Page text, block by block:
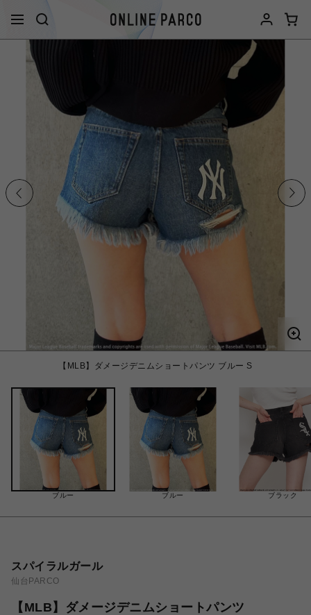
【MLB】ダメージデニムショートパンツ ブルー S
ブルー ブルー ブラック
スパイラルガール
仙台PARCO
【MLB】ダメージデニムショートパンツ